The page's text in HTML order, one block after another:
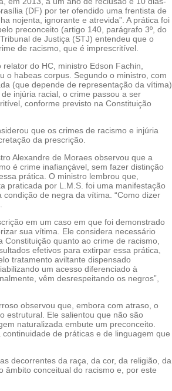
(DF) por ter ofendido uma frentista de
nojenta, ignorante e atrevida”. A prática foi
preconceito (artigo 140, parágrafo 3º, do
de Justiça (STJ) entendeu que o
de racismo, que é imprescritível.
do HC, ministro Edson Fachin,
o habeas corpus. Segundo o ministro, com
(que depende de representação da vítima)
injúria racial, o crime passou a ser
conforme previsto na Constituição
que os crimes de racismo e injúria
da prescrição.
Alexandre de Moraes observou que a
é crime inafiançável, sem fazer distinção
prática. O ministro lembrou que,
praticada por L.M.S. foi uma manifestação
de negra da vítima. “Como dizer
em um caso em que foi demonstrado
sua vítima. Ele considera necessário
quanto ao crime de racismo,
efetivos para extirpar essa prática,
tratamento aviltante dispensado
um acesso diferenciado à
vêm desrespeitando os negros”,
observou que, embora com atraso, o
estrutural. Ele salientou que não são
naturalizada embute um preconceito.
de práticas e de linguagem que
decorrentes da raça, da cor, da religião, da
âmbito conceitual do racismo e, por este